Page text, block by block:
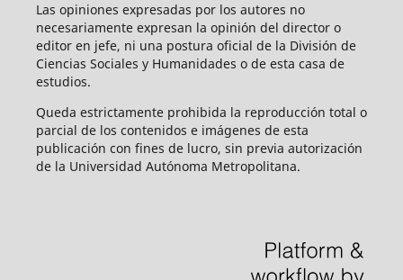
Las opiniones expresadas por los autores no
necesariamente expresan la opinión del director o
editor en jefe, ni una postura oficial de la División de
Ciencias Sociales y Humanidades o de esta casa de
estudios.
Queda estrictamente prohibida la reproducción total o
parcial de los contenidos e imágenes de esta
publicación con fines de lucro, sin previa autorización
de la Universidad Autónoma Metropolitana.